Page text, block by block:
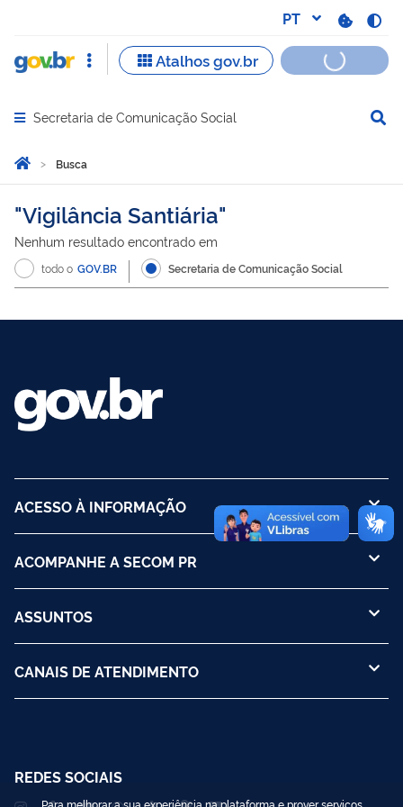
Abrir menu principal de navegação
Secretaria de Comunicação Social
Você está aqui:
Página Inicial
Busca
Busca
Vigilância Santiária
Nenhum resultado encontrado em
todo o GOV.BR Secretaria de Comunicação Social
ACESSO À INFORMAÇÃO
ACOMPANHE A SECOM PR
ASSUNTOS
CANAIS DE ATENDIMENTO
REDES SOCIAIS
Para melhorar a sua experiência na plataforma e prover serviços